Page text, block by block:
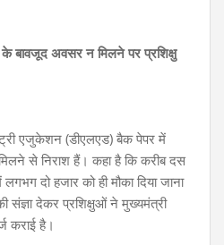
बावजूद अवसर न मिलने पर प्रशिक्षु
एजुकेशन (डीएलएड) बैक पेपर में
से निराश हैं। कहा है कि करीब दस
दो हजार को ही मौका दिया जाना
संज्ञा देकर प्रशिक्षुओं ने मुख्यमंत्री
कराई है।